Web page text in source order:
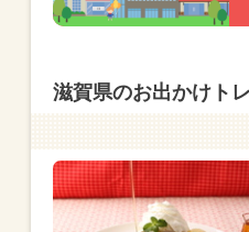
滋賀県のお出かけト